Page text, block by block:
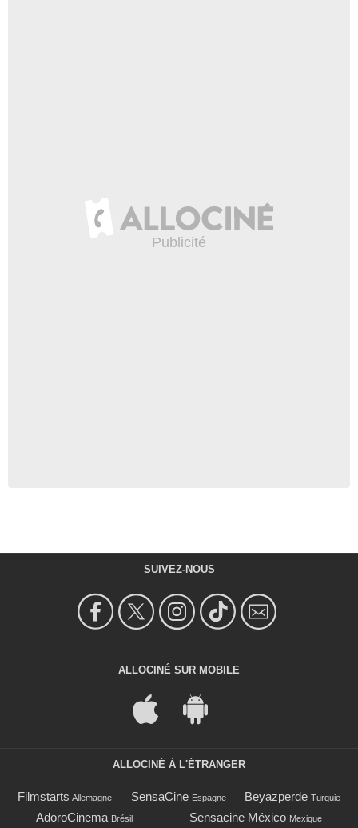
SUIVEZ-NOUS
ALLOCINÉ SUR MOBILE
ALLOCINÉ À L'ÉTRANGER
Filmstarts Allemagne SensaCine Espagne Beyazperde Turquie
AdoroCinema Brésil Sensacine México Mexique